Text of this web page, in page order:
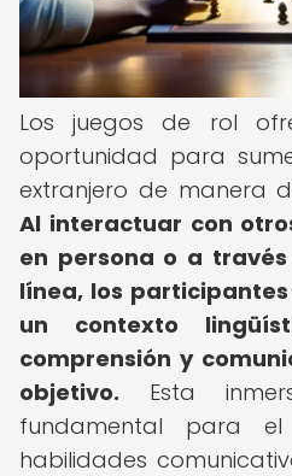
Los juegos de rol
oportunidad para
extranjero de manera
Al interactuar con
en persona o a
línea, los
un contexto
comprensión y
objetivo. Esta
fundamental para
habilidades